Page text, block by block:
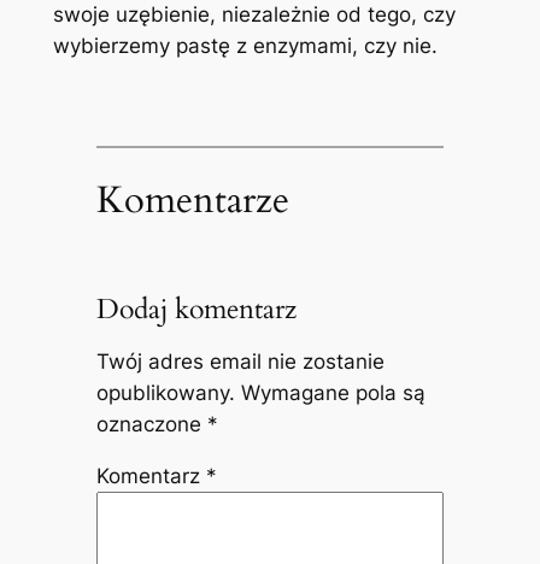
⁣swoje uzębienie, niezależnie od tego, czy
wybierzemy pastę z​ enzymami, czy ⁤nie.
Komentarze
Dodaj komentarz
Twój adres email nie zostanie
opublikowany. Wymagane pola są
oznaczone *
Komentarz *